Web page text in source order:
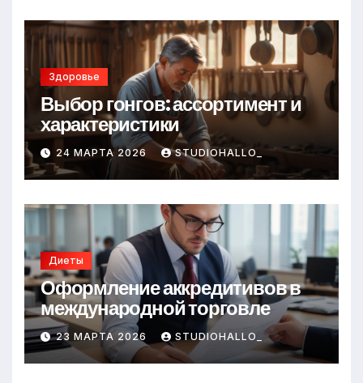
Здоровье
Выбор гонгов: ассортимент и
характеристики
24 МАРТА 2026 STUDIOHALLO_
Диеты
Оформление аккредитивов в
международной торговле
23 МАРТА 2026 STUDIOHALLO_